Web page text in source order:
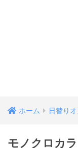
ホーム 日替り
モノクロカ